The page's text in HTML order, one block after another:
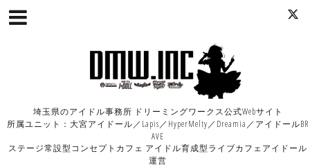
埼玉県のアイドル事務所 ドリーミングワークス公式Webサイト
所属ユニット：大宮アイドール／Lapis／HyperMelty／Dreamia／アイドールBR
AVE
ステージ常設型コンセプトカフェ アイドル育成型ライブカフェアイドール
運営